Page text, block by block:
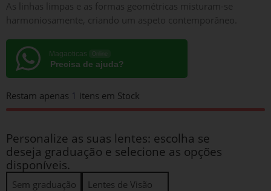
As linhas limpas e as formas geométricas misturam-se
harmoniosamente, criando um aspeto contemporâneo.
Magaoticas
Precisa de ajuda?
Restam apenas 1 itens em Stock
Personalize as suas lentes: escolha se
deseja graduação e selecione as opções
disponíveis.
Sem graduação Lentes de Visão